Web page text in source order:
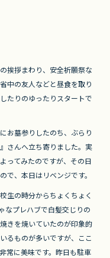
挨拶まわり、安全祈願祭な
中の友人などと昼食を取り
たりのゆったりスタートで
お墓参りしたのち、ぶらり
さんへ立ち寄りました。実
ってみたのですが、その日
で、本日はリベンジです。
生の時分からちょくちょく
なプレハブで白髪交じりの
きを焼いていたのが印象的
るものが多いですが、ここ
常に美味です。昨日も駐車